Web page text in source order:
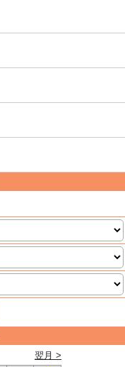
翌月 >